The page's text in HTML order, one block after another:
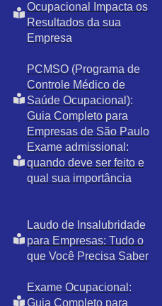
Ocupacional Impacta os
Resultados da sua
Empresa
PCMSO (Programa de
Controle Médico de
Saúde Ocupacional):
Guia Completo para
Empresas de São Paulo
Exame admissional:
quando deve ser feito e
qual sua importância
Laudo de Insalubridade
para Empresas: Tudo o
que Você Precisa Saber
Exame Ocupacional:
Guia Completo para